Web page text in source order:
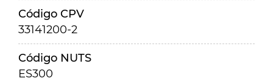
Código CPV
33141200-2
Código NUTS
ES300